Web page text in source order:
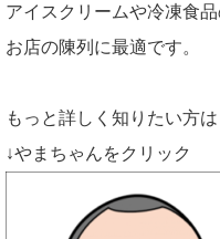
アイスクリームや冷凍食
お店の陳列に最適です。
もっと詳しく知りたい方は
↓やまちゃんをクリック